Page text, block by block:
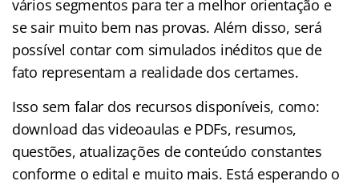
vários segmentos para ter a melhor orientação e
se sair muito bem nas provas. Além disso, será
possível contar com simulados inéditos que de
fato representam a realidade dos certames.
Isso sem falar dos recursos disponíveis, como:
download das videoaulas e PDFs, resumos,
questões, atualizações de conteúdo constantes
conforme o edital e muito mais. Está esperando o